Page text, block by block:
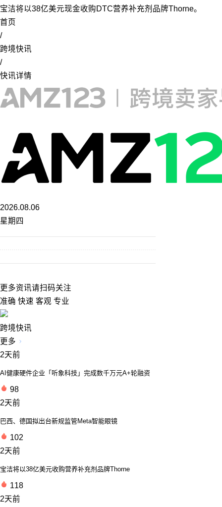
宝洁将以38亿美元现金收购DTC营养补充剂品牌Thorne。
首页
/
跨境快讯
/
快讯详情
2026.08.06
星期四
更多资讯请扫码关注
准确 快速 客观 专业
跨境快讯
更多
2天前
AI健康硬件企业「听象科技」完成数千万元A+轮融资
98
2天前
巴西、德国拟出台新规监管Meta智能眼镜
102
2天前
宝洁将以38亿美元收购营养补充剂品牌Thorne
118
2天前